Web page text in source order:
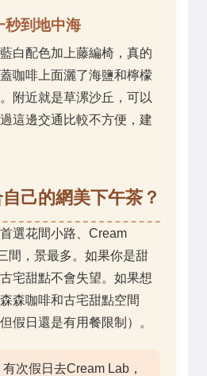
秒到地中海
白配色加上藤編椅，真的
咖啡上面灑了海鹽和檸檬
附近就是草漯沙丘，可以
這邊交通比較不方便，建
己的網美下午茶？
選花間小路、Cream
間，景最多。如果你是甜
宅甜點不會失望。如果想
森咖啡和古宅甜點空間
假日還是有用餐限制）。
有次假日去Cream Lab，